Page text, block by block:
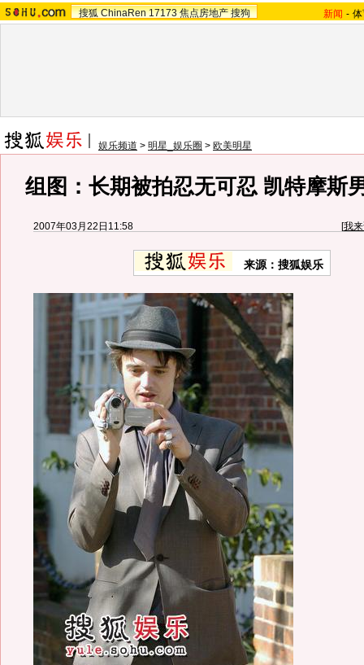
搜狐 ChinaRen 17173 焦点房地产 搜狗 新闻 -
娱乐频道 > 明星_娱乐圈 > 欧美明星
组图：长期被拍忍无可忍 凯特摩斯
2007年03月22日11:58 [我
来源：搜狐娱乐